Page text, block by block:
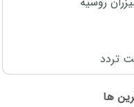
تردد
ها